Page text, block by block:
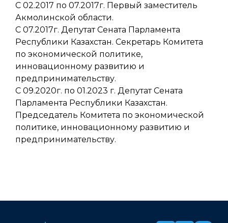
С 02.2017 по 07.2017г. Первый заместитель
Акмолинской области.
С 07.2017г. Депутат Сената Парламента
Республики Казахстан. Секретарь Комитета
по экономической политике,
инновационному развитию и
предпринимательству.
С 09.2020г. по 01.2023 г. Депутат Сената
Парламента Республики Казахстан.
Председатель Комитета по экономической
политике, инновационному развитию и
предпринимательству.